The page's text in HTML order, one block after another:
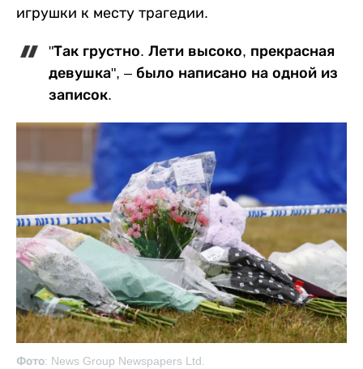
игрушки к месту трагедии.
"Так грустно. Лети высоко, прекрасная
девушка", – было написано на одной из
записок.
Фото: News Group Newspapers Ltd.